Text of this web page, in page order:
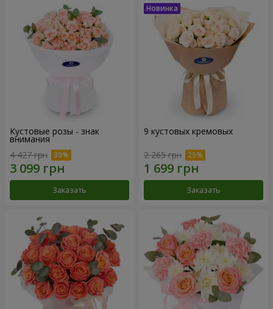
Кустовые розы - знак
внимания
4 427 грн
Заказать
9 кустовых кремовых
2 265 грн
Заказать